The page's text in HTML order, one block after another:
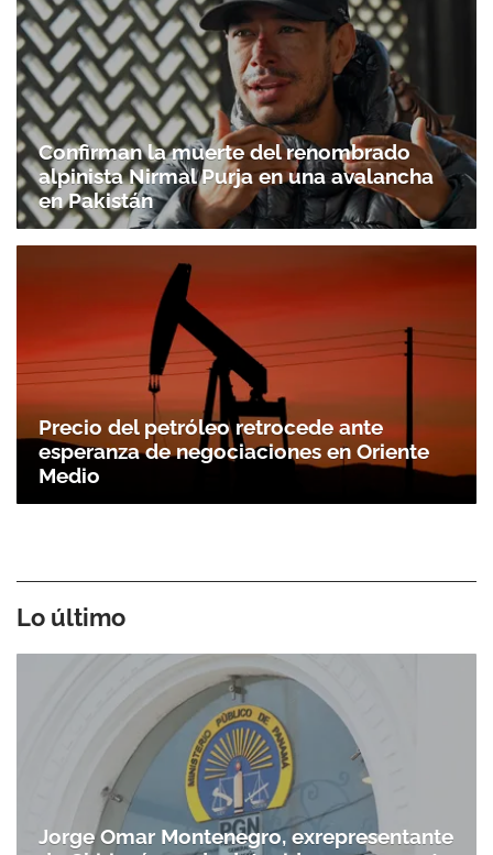
Confirman la muerte del renombrado
alpinista Nirmal Purja en una avalancha
en Pakistán
Precio del petróleo retrocede ante
esperanza de negociaciones en Oriente
Medio
Lo último
Jorge Omar Montenegro, exrepresentante